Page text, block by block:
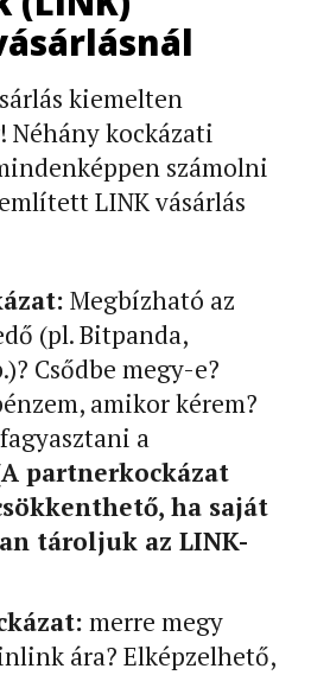
kiemelten
Néhány kockázati
számolni
LINK vásárlás
Megbízható az
(pl. Bitpanda,
Csődbe megy-e?
amikor kérem?
a
partnerkockázat
ha saját
tároljuk az LINK-
merre megy
ára? Elképzelhető,